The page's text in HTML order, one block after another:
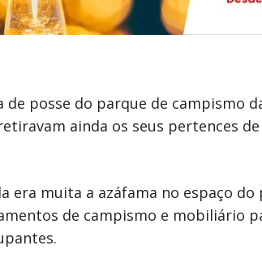
de posse do parque de campismo
ainda os seus pertences
era muita a azáfama no espaço
de campismo e mobiliário